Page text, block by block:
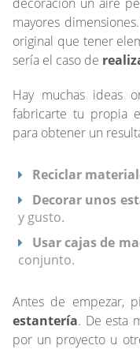
mayores
original que tener
sería el caso de
Hay muchas ideas
fabricarte tu propia
para obtener un
Reciclar
Decorar unos
y gusto.
Usar cajas de
conjunto.
Antes de empezar,
estantería. De esta
por un proyecto u